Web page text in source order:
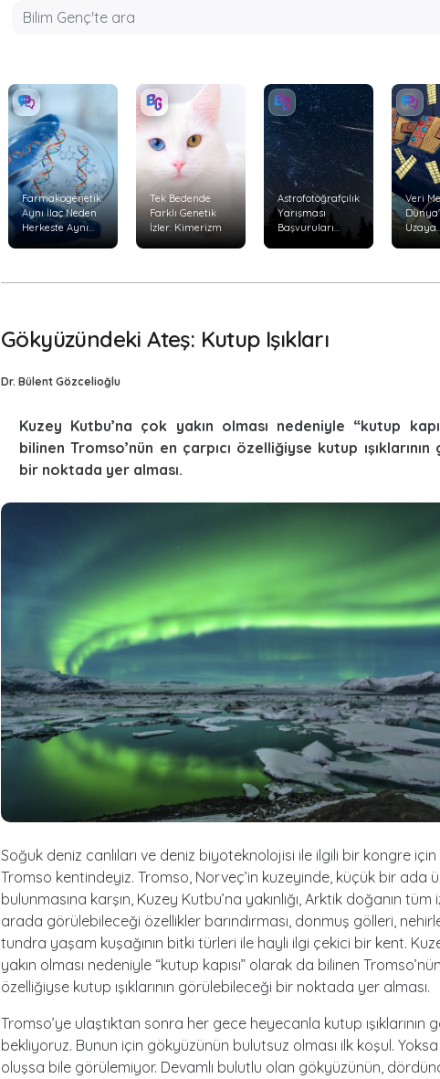
Farmakogenetik:
Aynı İlaç Neden
Herkeste Aynı
Tek Bedende
Farklı Genetik
İzler: Kimerizm
Astrofotoğrafçılık
Yarışması
Başvuruları
Veri
Uzaya
Gökyüzündeki Ateş: Kutup Işıkları
Dr. Bülent Gözcelioğlu
Kuzey Kutbu’na çok yakın olması nedeniyle “kutup
bilinen Tromso’nün en çarpıcı özelliğiyse kutup
bir noktada yer alması.
Soğuk deniz canlıları ve deniz biyoteknolojisi ile ilgili bir kongre için
Tromso kentindeyiz. Tromso, Norveç’in kuzeyinde, küçük bir ada
bulunmasına karşın, Kuzey Kutbu’na yakınlığı, Arktik doğanın tüm
arada görülebileceği özellikler barındırması, donmuş gölleri,
tundra yaşam kuşağının bitki türleri ile hayli ilgi çekici bir kent.
yakın olması nedeniyle “kutup kapısı” olarak da bilinen
özelliğiyse kutup ışıklarının görülebileceği bir noktada yer alması.
Tromso’ye ulaştıktan sonra her gece heyecanla kutup ışıklarının
bekliyoruz. Bunun için gökyüzünün bulutsuz olması ilk koşul. Yoksa
oluşsa bile görülemiyor. Devamlı bulutlu olan gökyüzünün,